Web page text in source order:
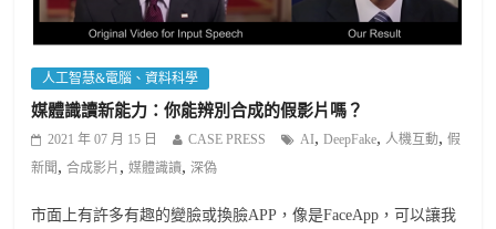
人工智慧&電腦、資料科學
媒體識讀新能力：你能辨別合成的假影片嗎？
2021 年 07 月 15 日 CASE PRESS AI,DeepFake, 人機互動,假
新聞 ,合成影片 ,媒體識讀,深偽
市面上有許多有趣的變臉或換臉APP，像是FaceApp，可以讓我